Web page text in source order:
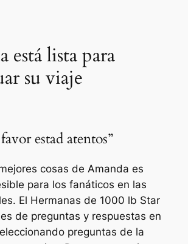
está lista para
su viaje
estad atentos”
cosas de Amanda es
para los fanáticos en las
El Hermanas de 1000 lb Star
de preguntas y respuestas en
preguntas de la